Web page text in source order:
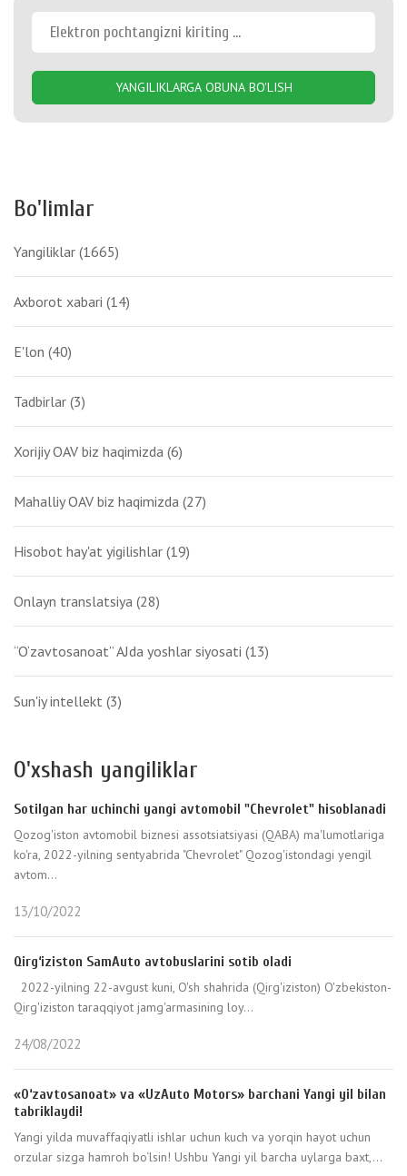
YANGILIKLARGA OBUNA BO'LISH
Bo'limlar
Yangiliklar (1665)
Axborot xabari (14)
E'lon (40)
Tadbirlar (3)
Xorijiy OAV biz haqimizda (6)
Mahalliy OAV biz haqimizda (27)
Hisobot hay'at yigilishlar (19)
Onlayn translatsiya (28)
“O‘zavtosanoat” AJda yoshlar siyosati (13)
Sun'iy intellekt (3)
O'xshash yangiliklar
Sotilgan har uchinchi yangi avtomobil "Chevrolet" hisoblanadi
Qozog'iston avtomobil biznesi assotsiatsiyasi (QABA) ma'lumotlariga
ko'ra, 2022-yilning sentyabrida "Chevrolet" Qozog'istondagi yengil
avtom...
13/10/2022
Qirg‘iziston SamAuto avtobuslarini sotib oladi
2022-yilning 22-avgust kuni, O'sh shahrida (Qirg'iziston) O'zbekiston-
Qirg'iziston taraqqiyot jamg'armasining loy...
24/08/2022
«O‘zavtosanoat» va «UzAuto Motors» barchani Yangi yil bilan
tabriklaydi!
Yangi yilda muvaffaqiyatli ishlar uchun kuch va yorqin hayot uchun
orzular sizga hamroh bo‘lsin! Ushbu Yangi yil barcha uylarga baxt,...